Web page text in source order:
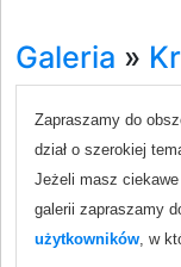
Galeria »
Zapraszamy do
dział o szerokiej
Jeżeli masz
galerii zapraszamy
użytkowników, w